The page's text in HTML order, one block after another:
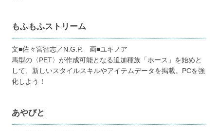
もふもふストリーム
文■佐々宮智志／N.G.P. 画■ユキノア
馬型の〈PET〉が作成可能となる追加種族「ホース」を始めと
して、新しいスタイルスキルやアイテムデータを掲載。PCを強
化しよう！
あやびと